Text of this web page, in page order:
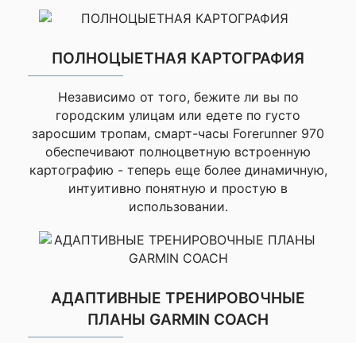
Готовность к тренировкам
Да
Тренировочный статус
ПОЛНОЦЫЕТНАЯ КАРТОГРАФИЯ
Независимо от того, бежите ли вы по
городским улицам или едете по густо
заросшим тропам, смарт-часы Forerunner 970
обеспечивают полноцветную встроенную
картографию - теперь еще более динамичную,
интуитивно понятную и простую в
использовании.
АДАПТИВНЫЕ ТРЕНИРОВОЧНЫЕ
ПЛАНЫ GARMIN COACH
результаты, стал
свои нагрузки.
Ни разу не
пожалел о
покупке.
Качество сборки
на высоте, всё
работает как
часы. Всем
друзьям уже
Покупал
для бега
Моя оценка —